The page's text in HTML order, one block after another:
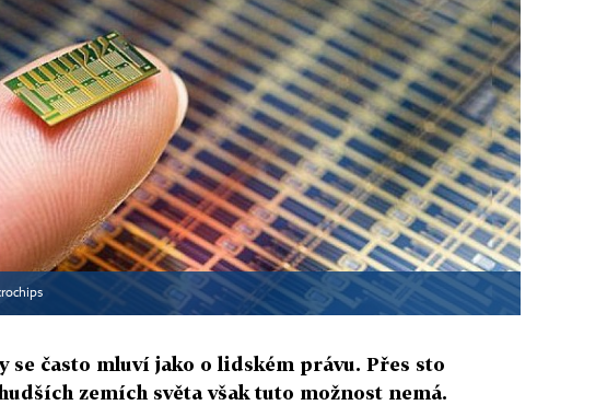
se často mluví jako o lidském právu. Přes sto
zemích světa však tuto možnost nemá.